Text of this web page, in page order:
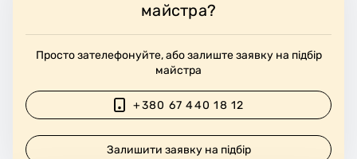
майстра?
Просто зателефонуйте, або залиште заявку на підбір
майстра
+380 67 440 18 12
Залишити заявку на підбір